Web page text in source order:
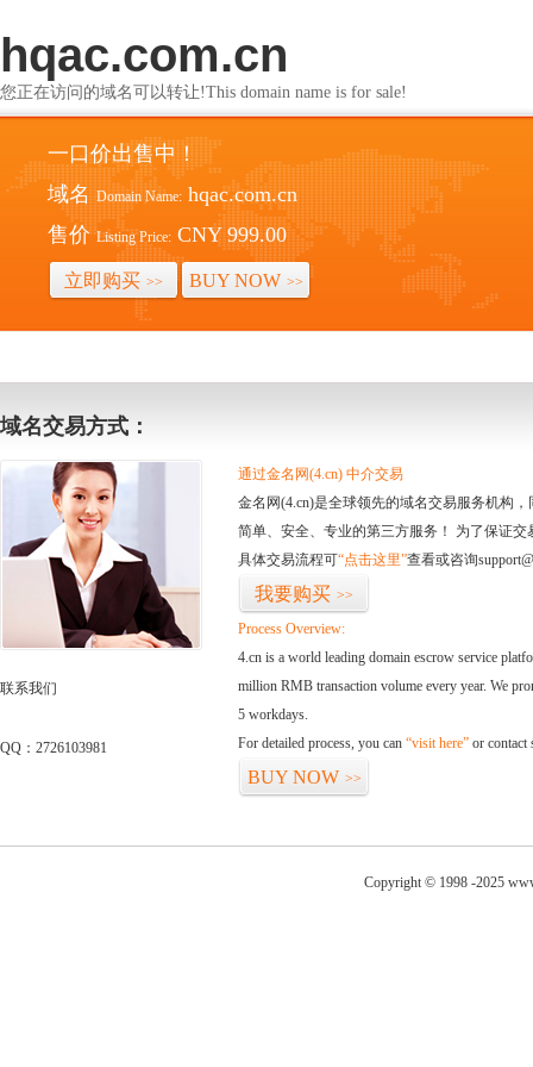
hqac.com.cn
您正在访问的域名可以转让!This domain name is for sale!
一口价出售中！
域名 Domain Name: hqac.com.cn
售价 Listing Price: CNY 999.00
立即购买 >> BUY NOW >>
域名交易方式：
联系我们
QQ：2726103981
通过金名网(4.cn) 中介交易
金名网(4.cn)是全球领先的域名交易服务机构
简单、安全、专业的第三方服务！ 为了保证
具体交易流程可“点击这里”查看或咨询
我要购买 >>
Process Overview:
4.cn is a world leading domain escrow service
million RMB transaction volume every year. We
5 workdays.
For detailed process, you can “visit here” or contact
BUY NOW >>
Copyright © 1998 -2025